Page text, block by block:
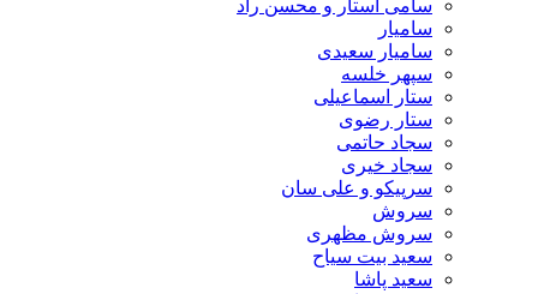
سامی استار و محسن راد
سامیار
سامیار سعیدی
سپهر خلسه
ستار اسماعیلی
ستار رضوی
سجاد حاتمی
سجاد خیری
سرپیکو و علی سان
سروش
سروش مظهری
سعید بیت سیاح
سعید پاشا